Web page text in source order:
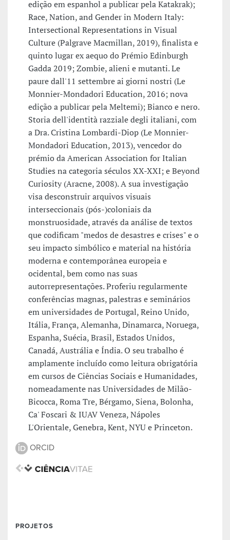
edição em espanhol a publicar pela Katakrak);
Race, Nation, and Gender in Modern Italy:
Intersectional Representations in Visual
Culture (Palgrave Macmillan, 2019), finalista e
quinto lugar ex aequo do Prémio Edinburgh
Gadda 2019; Zombie, alieni e mutanti. Le
paure dall'11 settembre ai giorni nostri (Le
Monnier-Mondadori Education, 2016; nova
edição a publicar pela Meltemi); Bianco e nero.
Storia dell'identità razziale degli italiani, com
a Dra. Cristina Lombardi-Diop (Le Monnier-
Mondadori Education, 2013), vencedor do
prémio da American Association for Italian
Studies na categoria séculos XX-XXI; e Beyond
Curiosity (Aracne, 2008). A sua investigação
visa desconstruir arquivos visuais
interseccionais (pós-)coloniais da
monstruosidade, através da análise de textos
que codificam "medos de desastres e crises" e o
seu impacto simbólico e material na história
moderna e contemporânea europeia e
ocidental, bem como nas suas
autorrepresentações. Proferiu regularmente
conferências magnas, palestras e seminários
em universidades de Portugal, Reino Unido,
Itália, França, Alemanha, Dinamarca, Noruega,
Espanha, Suécia, Brasil, Estados Unidos,
Canadá, Austrália e Índia. O seu trabalho é
amplamente incluído como leitura obrigatória
em cursos de Ciências Sociais e Humanidades,
nomeadamente nas Universidades de Milão-
Bicocca, Roma Tre, Bérgamo, Siena, Bolonha,
Ca' Foscari & IUAV Veneza, Nápoles
L'Orientale, Genebra, Kent, NYU e Princeton.
ORCID
PROJETOS